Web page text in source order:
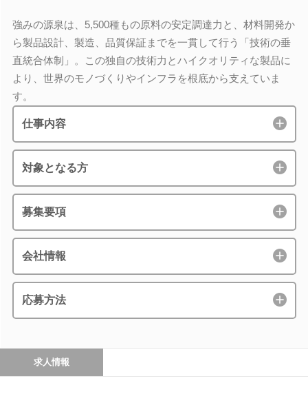
強みの源泉は、5,500種もの原料の安定調達力と、材料開発か
ら製品設計、製造、品質保証までを一貫して行う「技術の垂
直統合体制」。この独自の技術力とハイクオリティな製品に
より、世界のモノづくりやインフラを根底から支えていま
す。
仕事内容
対象となる方
募集要項
会社情報
応募方法
求人情報